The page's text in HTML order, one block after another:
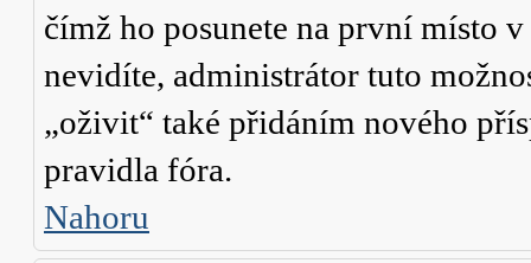
čímž ho posunete na první místo
nevidíte, administrátor tuto
„oživit“ také přidáním nového
pravidla fóra.
Nahoru